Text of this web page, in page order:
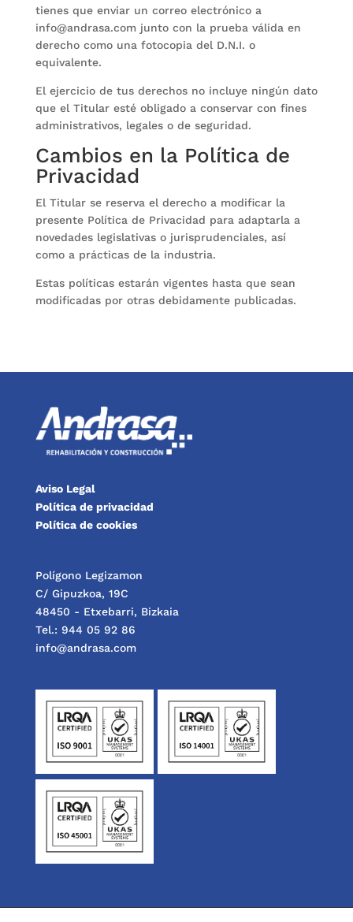
tienes que enviar un correo electrónico a
info@andrasa.com junto con la prueba válida en
derecho como una fotocopia del D.N.I. o
equivalente.
El ejercicio de tus derechos no incluye ningún dato
que el Titular esté obligado a conservar con fines
administrativos, legales o de seguridad.
Cambios en la Política de
Privacidad
El Titular se reserva el derecho a modificar la
presente Política de Privacidad para adaptarla a
novedades legislativas o jurisprudenciales, así
como a prácticas de la industria.
Estas políticas estarán vigentes hasta que sean
modificadas por otras debidamente publicadas.
Aviso Legal
Política de privacidad
Política de cookies
Polígono Legizamon
C/ Gipuzkoa, 19C
48450 - Etxebarri, Bizkaia
Tel.: 944 05 92 86
info@andrasa.com